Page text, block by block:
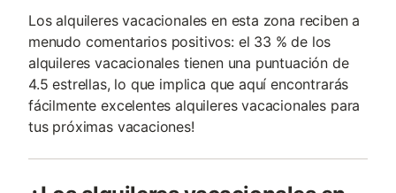
Los alquileres vacacionales en esta zona reciben a
menudo comentarios positivos: el 33 % de los
alquileres vacacionales tienen una puntuación de
4.5 estrellas, lo que implica que aquí encontrarás
fácilmente excelentes alquileres vacacionales para
tus próximas vacaciones!